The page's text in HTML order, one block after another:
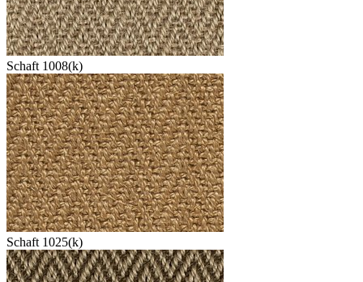
Schaft 1008(k)
Schaft 1025(k)